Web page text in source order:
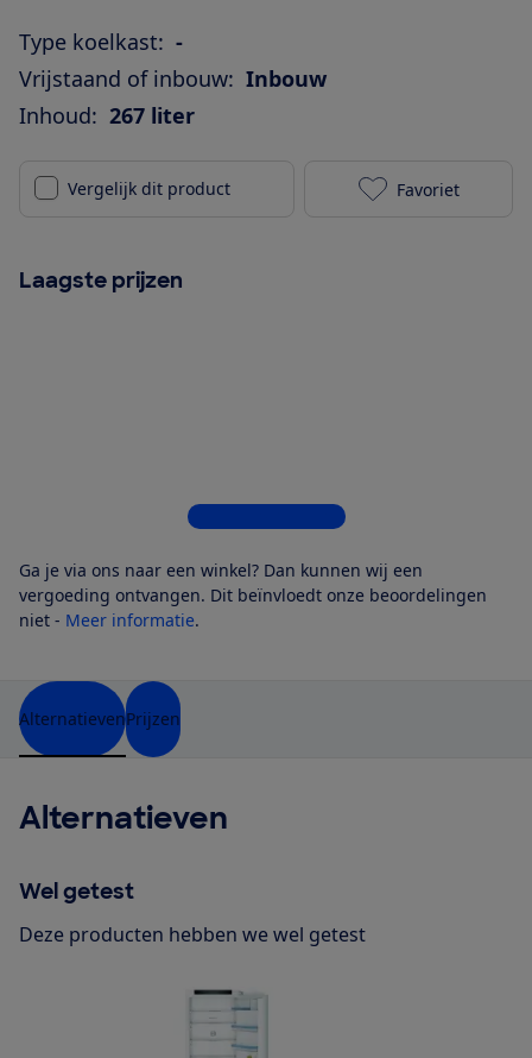
Type koelkast: -
Vrijstaand of inbouw: Inbouw
Inhoud: 267 liter
Vergelijk dit product Siemens
Favoriet
Laagste prijzen
Bekijk alle 4 winkels
Ga je via ons naar een winkel? Dan kunnen wij een
vergoeding ontvangen. Dit beïnvloedt onze beoordelingen
niet - Meer informatie.
AlternatievenPrijzen
Alternatieven
Wel getest
Deze producten hebben we wel getest